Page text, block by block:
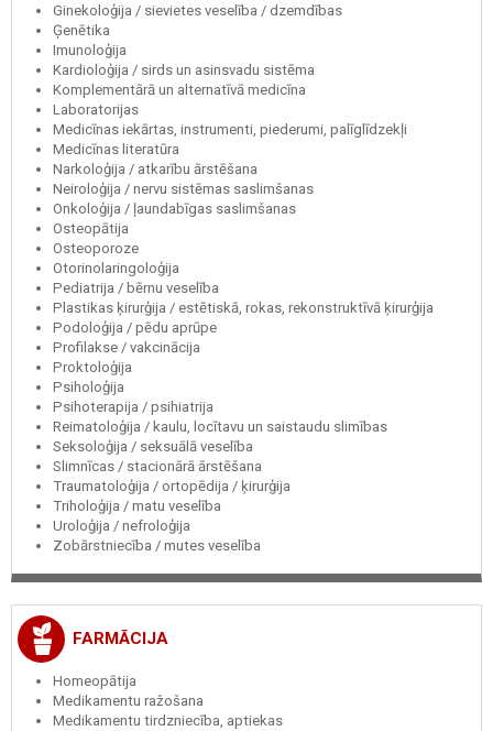
Ginekoloģija / sievietes veselība / dzemdības
Ģenētika
Imunoloģija
Kardioloģija / sirds un asinsvadu sistēma
Komplementārā un alternatīvā medicīna
Laboratorijas
Medicīnas iekārtas, instrumenti, piederumi, palīglīdzekļi
Medicīnas literatūra
Narkoloģija / atkarību ārstēšana
Neiroloģija / nervu sistēmas saslimšanas
Onkoloģija / ļaundabīgas saslimšanas
Osteopātija
Osteoporoze
Otorinolaringoloģija
Pediatrija / bērnu veselība
Plastikas ķirurģija / estētiskā, rokas, rekonstruktīvā ķirurģija
Podoloģija / pēdu aprūpe
Profilakse / vakcinācija
Proktoloģija
Psiholoģija
Psihoterapija / psihiatrija
Reimatoloģija / kaulu, locītavu un saistaudu slimības
Seksoloģija / seksuālā veselība
Slimnīcas / stacionārā ārstēšana
Traumatoloģija / ortopēdija / ķirurģija
Triholoģija / matu veselība
Uroloģija / nefroloģija
Zobārstniecība / mutes veselība
FARMĀCIJA
Homeopātija
Medikamentu ražošana
Medikamentu tirdzniecība, aptiekas